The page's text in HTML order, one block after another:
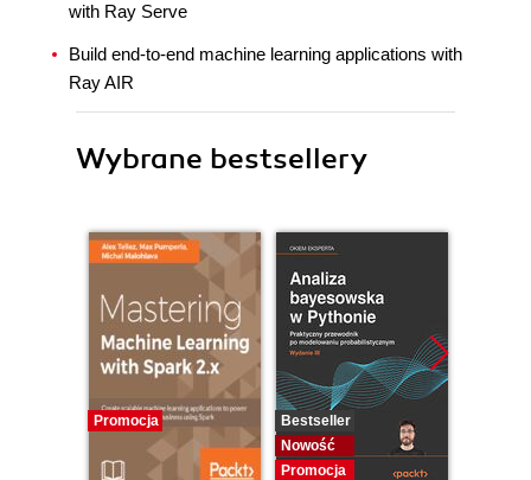
with Ray Serve
Build end-to-end machine learning applications with
Ray AIR
Wybrane bestsellery
Promocja
Bestseller
Nowość
Promocja